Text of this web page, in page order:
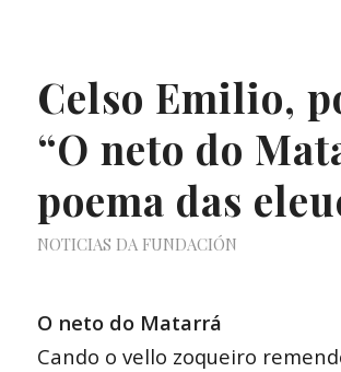
Celso Emilio,
“O neto do
poema das
NOTICIAS DA FUNDACIÓN
O neto do Matarrá
Cando o vello zoqueiro